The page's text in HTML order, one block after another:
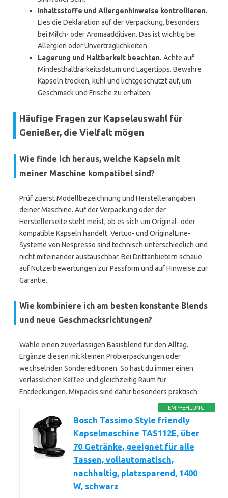
Inhaltsstoffe und Allergenhinweise kontrollieren.
Lies die Deklaration auf der Verpackung, besonders
bei Milch- oder Aromaadditiven. Das ist wichtig bei
Allergien oder Unverträglichkeiten.
Lagerung und Haltbarkeit beachten. Achte auf
Mindesthaltbarkeitsdatum und Lagertipps. Bewahre
Kapseln trocken, kühl und lichtgeschützt auf, um
Geschmack und Frische zu erhalten.
Häufige Fragen zur Kapselauswahl für
Genießer, die Vielfalt mögen
Wie finde ich heraus, welche Kapseln mit
meiner Maschine kompatibel sind?
Prüf zuerst Modellbezeichnung und Herstellerangaben
deiner Maschine. Auf der Verpackung oder der
Herstellerseite steht meist, ob es sich um Original- oder
kompatible Kapseln handelt. Vertuo- und OriginalLine-
Systeme von Nespresso sind technisch unterschiedlich und
nicht miteinander austauschbar. Bei Drittanbietern schaue
auf Nutzerbewertungen zur Passform und auf Hinweise zur
Garantie.
Wie kombiniere ich am besten konstante Blends
und neue Geschmacksrichtungen?
Wähle einen zuverlässigen Basisblend für den Alltag.
Ergänze diesen mit kleinen Probierpackungen oder
wechselnden Sondereditionen. So hast du immer einen
verlässlichen Kaffee und gleichzeitig Raum für
Entdeckungen. Mixpacks sind dafür besonders praktisch.
EMPFEHLUNG
Bosch Tassimo Style friendly
Kapselmaschine TAS112E, über
70 Getränke, geeignet für alle
Tassen, vollautomatisch,
nachhaltig, platzsparend, 1400
W, schwarz